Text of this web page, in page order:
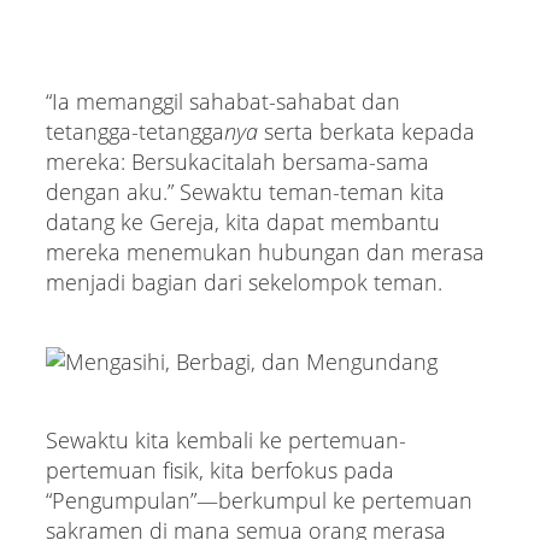
“Ia memanggil sahabat-sahabat dan
tetangga-tetangganyaserta berkata kepada
mereka: Bersukacitalah bersama-sama
dengan aku.” Sewaktu teman-teman kita
datang ke Gereja, kita dapat membantu
mereka menemukan hubungan dan merasa
menjadi bagian dari sekelompok teman.
Sewaktu kita kembali ke pertemuan-
pertemuan fisik, kita berfokus pada
“Pengumpulan”—berkumpul ke pertemuan
sakramen di mana semua orang merasa